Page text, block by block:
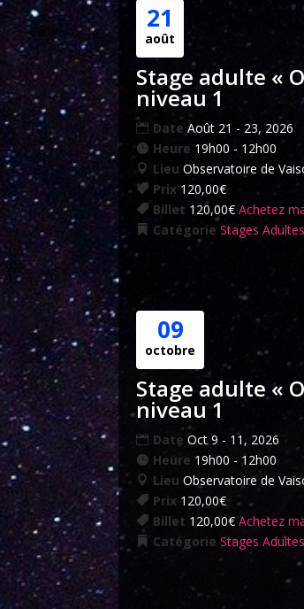
21
août
Stage adulte «
niveau 1
DateAoût 21 - 23, 2026
Heure 19h00 - 12h00
LieuObservatoire de
Prix 120,00€
Billet 120,00€Achetez
CatégorieStages Adultes
09
octobre
Stage adulte «
niveau 1
DateOct 9 - 11, 2026
Heure 19h00 - 12h00
LieuObservatoire de
Prix 120,00€
Billet 120,00€Achetez
CatégorieStages Adultes